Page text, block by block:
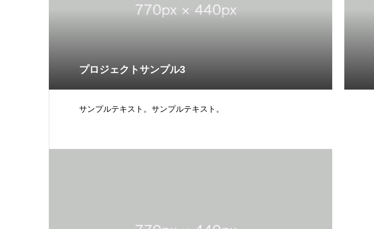
プロジェクトサンプル3
サンプルテキスト。サンプルテキスト。